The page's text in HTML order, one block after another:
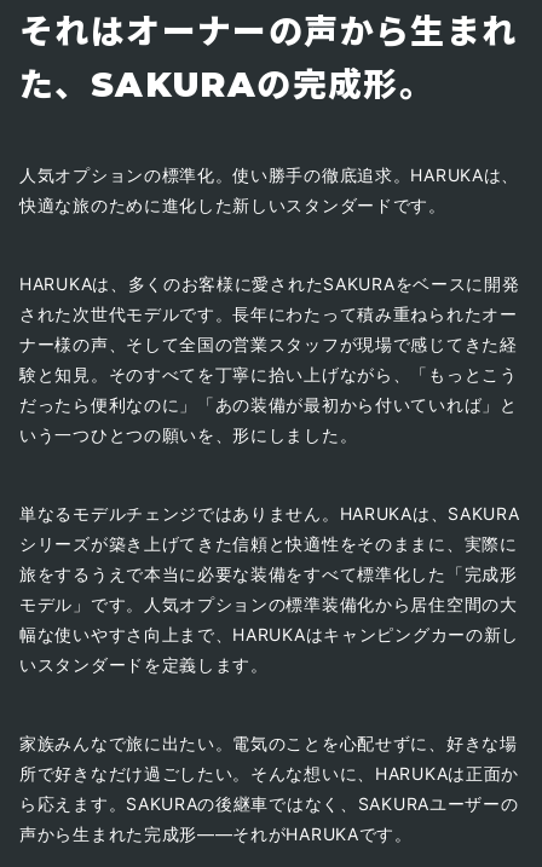
それはオーナーの声から生まれ
た、SAKURAの完成形。
人気オプションの標準化。使い勝手の徹底追求。HARUKAは、
快適な旅のために進化した新しいスタンダードです。
HARUKAは、多くのお客様に愛されたSAKURAをベースに開発
された次世代モデルです。長年にわたって積み重ねられたオー
ナー様の声、そして全国の営業スタッフが現場で感じてきた経
験と知見。そのすべてを丁寧に拾い上げながら、「もっとこう
だったら便利なのに」「あの装備が最初から付いていれば」と
いう一つひとつの願いを、形にしました。
単なるモデルチェンジではありません。HARUKAは、SAKURA
シリーズが築き上げてきた信頼と快適性をそのままに、実際に
旅をするうえで本当に必要な装備をすべて標準化した「完成形
モデル」です。人気オプションの標準装備化から居住空間の大
幅な使いやすさ向上まで、HARUKAはキャンピングカーの新し
いスタンダードを定義します。
家族みんなで旅に出たい。電気のことを心配せずに、好きな場
所で好きなだけ過ごしたい。そんな想いに、HARUKAは正面か
ら応えます。SAKURAの後継車ではなく、SAKURAユーザーの
声から生まれた完成形——それがHARUKAです。